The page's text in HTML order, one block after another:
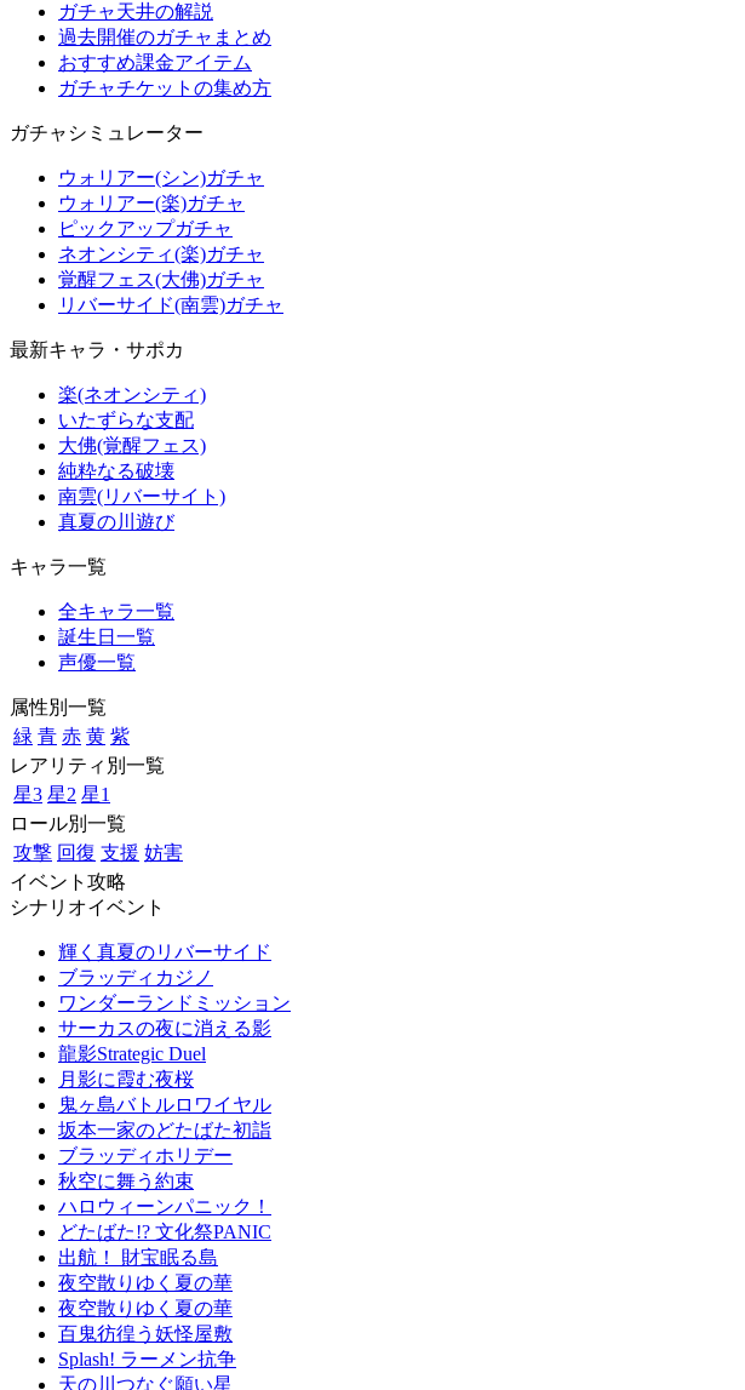
ガチャ天井の解説
過去開催のガチャまとめ
おすすめ課金アイテム
ガチャチケットの集め方
ガチャシミュレーター
ウォリアー(シン)ガチャ
ウォリアー(楽)ガチャ
ピックアップガチャ
ネオンシティ(楽)ガチャ
覚醒フェス(大佛)ガチャ
リバーサイド(南雲)ガチャ
最新キャラ・サポカ
楽(ネオンシティ)
いたずらな支配
大佛(覚醒フェス)
純粋なる破壊
南雲(リバーサイト)
真夏の川遊び
キャラ一覧
全キャラ一覧
誕生日一覧
声優一覧
属性別一覧
緑 青 赤 黄 紫
レアリティ別一覧
星3 星2 星1
ロール別一覧
攻撃 回復 支援 妨害
イベント攻略
シナリオイベント
輝く真夏のリバーサイド
ブラッディカジノ
ワンダーランドミッション
サーカスの夜に消える影
龍影Strategic Duel
月影に霞む夜桜
鬼ヶ島バトルロワイヤル
坂本一家のどたばた初詣
ブラッディホリデー
秋空に舞う約束
ハロウィーンパニック！
どたばた!? 文化祭PANIC
出航！ 財宝眠る島
夜空散りゆく夏の華
夜空散りゆく夏の華
百鬼彷徨う妖怪屋敷
Splash! ラーメン抗争
天の川つなぐ願い星